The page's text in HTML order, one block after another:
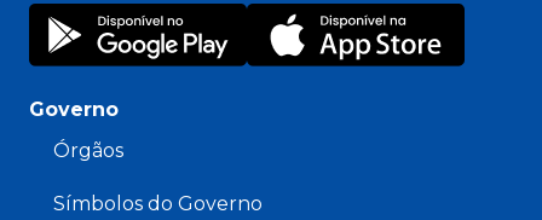
Governo
Órgãos
Símbolos do Governo